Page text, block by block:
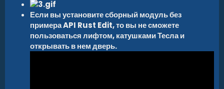
Если вы установите сборный модуль без
примера API Rust Edit, то вы не сможете
пользоваться лифтом, катушками Тесла и
открывать в нем дверь.